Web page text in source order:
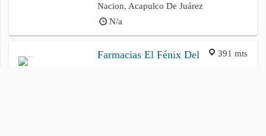
Nacion, Acapulco De Juárez
N/a
391 mts
Farmacias El Fénix Del